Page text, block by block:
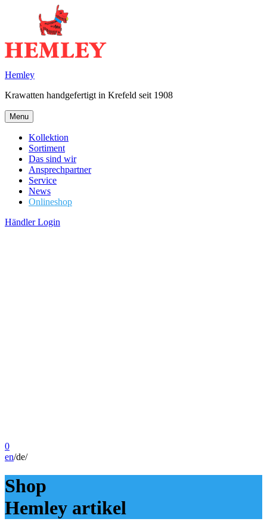
Hemley
Krawatten handgefertigt in Krefeld seit 1908
Menu
Kollektion
Sortiment
Das sind wir
Ansprechpartner
Service
News
Onlineshop
Händler Login
0
en/de/
Shop
Hemley artikel